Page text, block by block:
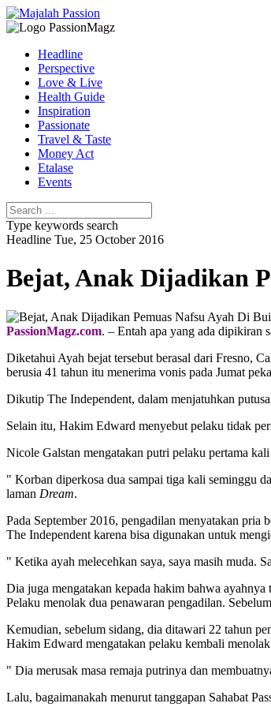
Headline
Perspective
Love & Live
Health Guide
Inspiration
Passionate
Travel & Taste
Money Act
Etalase
Events
Type keywords search
Headline Tue, 25 October 2016
Bejat, Anak Dijadikan
PassionMagz.com. – Entah apa yang ada dipikiran
Diketahui Ayah bejat tersebut berasal dari Fresno,
berusia 41 tahun itu menerima vonis pada Jumat
Dikutip The Independent, dalam menjatuhkan
Selain itu, Hakim Edward menyebut pelaku tidak
Nicole Galstan mengatakan putri pelaku pertama
" Korban diperkosa dua sampai tiga kali seminggu
laman Dream.
Pada September 2016, pengadilan menyatakan pria
The Independent karena bisa digunakan untuk
" Ketika ayah melecehkan saya, saya masih muda.
Dia juga mengatakan kepada hakim bahwa
Pelaku menolak dua penawaran pengadilan.
Kemudian, sebelum sidang, dia ditawari 22 tahun
Hakim Edward mengatakan pelaku kembali
" Dia merusak masa remaja putrinya dan
Lalu, bagaimanakah menurut tanggapan Sahabat